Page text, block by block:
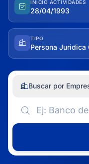
INICIO ACTIVIDADES
28/04/1993
TIPO
Persona Juridica
Buscar por